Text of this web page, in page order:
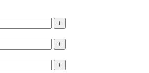
+
+
+